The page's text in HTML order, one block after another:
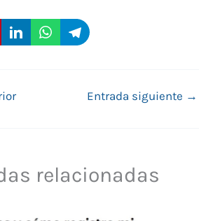
Entrada siguiente →
relacionadas